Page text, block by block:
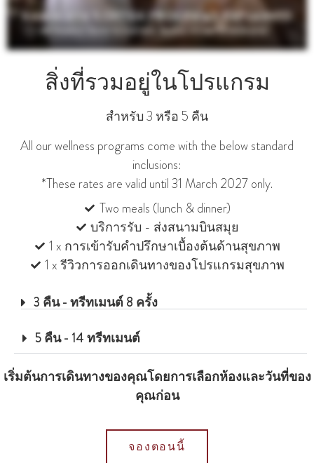
สิ่งที่รวมอยู่ในโปรแกรม
สําหรับ 3 หรือ 5 คืน
All our wellness programs come with the below standard
inclusions:
*These rates are valid until 31 March 2027 only.
Two meals (lunch & dinner)
บริการรับ - ส่งสนามบินสมุย
1 x การเข้ารับคำปรึกษาเบื้องต้นด้านสุขภาพ
1 x รีวิวการออกเดินทางของโปรแกรมสุขภาพ
3 คืน - ทรีทเมนต์ 8 ครั้ง
5 คืน - 14 ทรีทเมนต์
เริ่มต้นการเดินทางของคุณโดยการเลือกห้องและวันที่ของ
คุณก่อน
จองตอนนี้